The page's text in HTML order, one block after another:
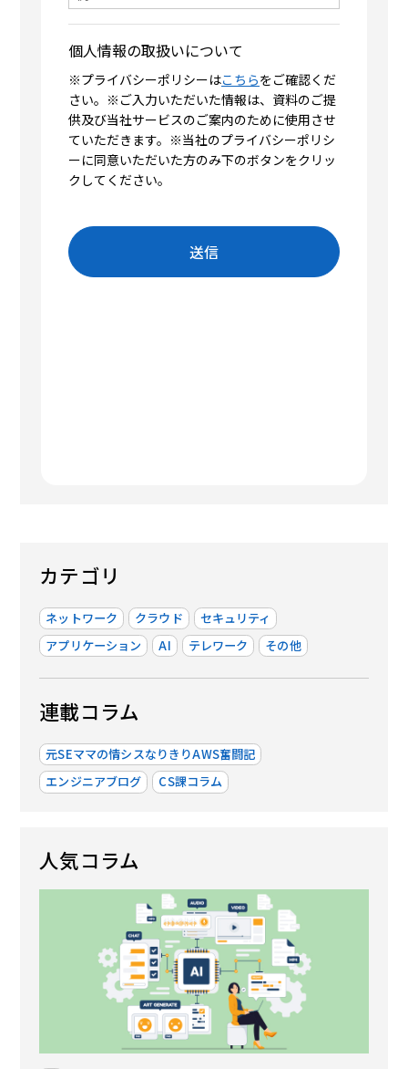
カテゴリ
ネットワーク クラウド
セキュリティ
アプリケーション
AI テレワーク その他
連載コラム
元SEママの情シスなりきりAWS奮闘記
エンジニアブログ
CS課コラム
人気コラム